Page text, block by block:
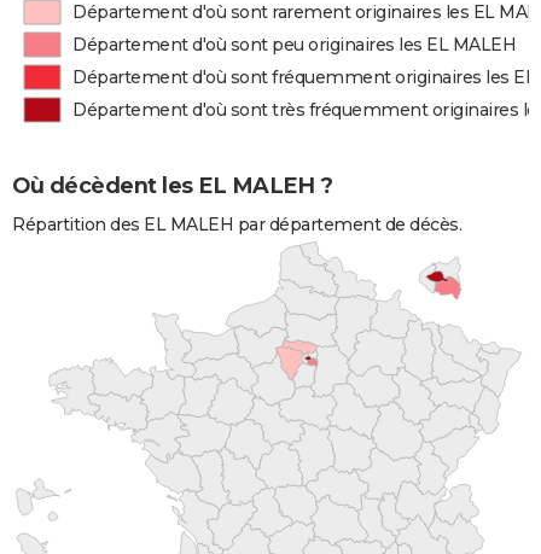
Département d'où sont rarement originaires les EL
Département d'où sont peu originaires les EL MALEH
Département d'où sont fréquemment originaires les EL
Département d'où sont très fréquemment originaires
Où décèdent les EL MALEH ?
Répartition des EL MALEH par département de décès.